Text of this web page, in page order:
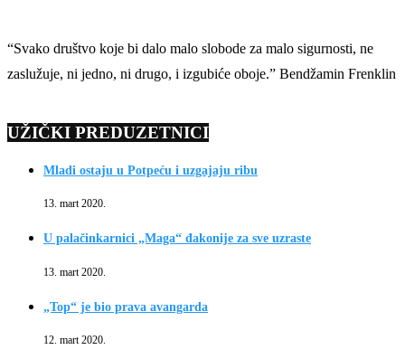
“Svako društvo koje bi dalo malo slobode za malo sigurnosti, ne
zaslužuje, ni jedno, ni drugo, i izgubiće oboje.” Bendžamin Frenklin
UŽIČKI PREDUZETNICI
Mladi ostaju u Potpeću i uzgajaju ribu
13. mart 2020.
U palačinkarnici „Maga“ đakonije za sve uzraste
13. mart 2020.
„Top“ je bio prava avangarda
12. mart 2020.